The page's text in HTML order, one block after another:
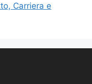
Carriera e